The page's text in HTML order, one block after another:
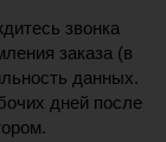
звонка
заказа (в
данных.
дней после